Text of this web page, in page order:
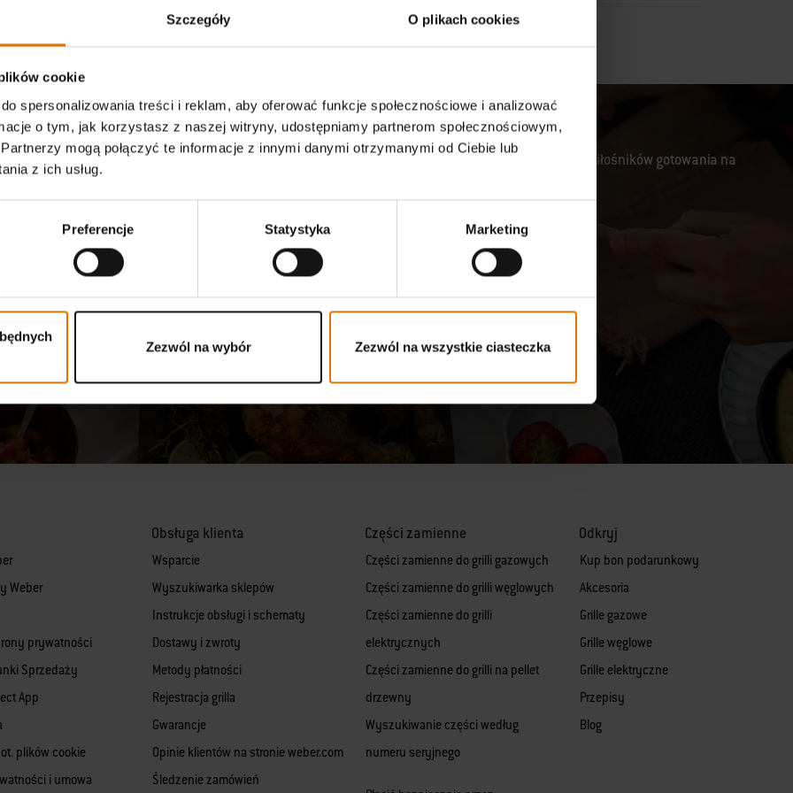
Szczegóły O plikach cookies
cookie
spersonalizowania treści i reklam, aby oferować funkcje społecznościowe i analizować
o tym, jak korzystasz z naszej witryny, udostępniamy partnerom społecznościowym,
mogą połączyć te informacje z innymi danymi otrzymanymi od Ciebie lub
z ich usług.
Preferencje Statystyka Marketing
Zezwól na wybór Zezwól na wszystkie ciasteczka
Wysyłane pocztą elektroniczną aktualności od mistrzów grillowania, entuzjastów jedzenia i miłośników gotowania na
Polska sp. z o.o. i Weber-Stephen Deutschland GmbH,
o produktach, nadchodzące wydarzenia i badania
i wchodzić w interakcję z Newsletterem za pomocą narzędzi
z newslettera lub korzystając z naszego formularza kontaktowego
Weber
prywatności
Sprzedaży
App
plików cookie
i umowa
Obsługa klienta
Wsparcie
Wyszukiwarka sklepów
Instrukcje obsługi i schematy
Dostawy i zwroty
Metody płatności
Rejestracja grilla
Gwarancje
Opinie klientów na stronie weber.com
Śledzenie zamówień
Części zamienne
Części zamienne do grilli gazowych
Części zamienne do grilli węglowych
Części zamienne do grilli
elektrycznych
Części zamienne do grilli na pellet
drzewny
Wyszukiwanie części według
numeru seryjnego
Odkryj
Kup bon podarunkowy
Akcesoria
Grille gazowe
Grille węglowe
Grille elektryczne
Przepisy
Blog